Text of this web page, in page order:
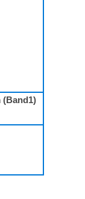
(Band1)